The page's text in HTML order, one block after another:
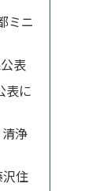
ミニ
表
表に
浄
住